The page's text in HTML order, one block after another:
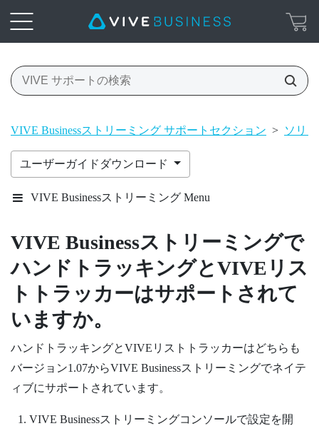
VIVE Businessストリーミング サポートセクション > ソリ
ユーザーガイドダウンロード
VIVE Businessストリーミング Menu
VIVE Businessストリーミングで
ハンドトラッキングとVIVEリス
トトラッカーはサポートされて
いますか。
ハンドトラッキングとVIVEリストトラッカーはどちらも
バージョン1.07からVIVE Businessストリーミングでネイテ
ィブにサポートされています。
VIVE Businessストリーミングコンソールで設定を開